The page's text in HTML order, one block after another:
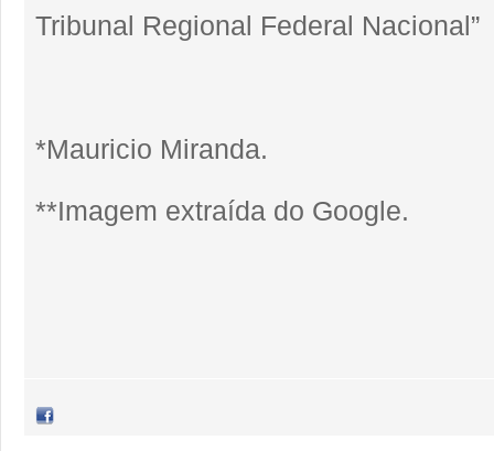
Tribunal Regional Federal Nacional”
*Mauricio Miranda.
**Imagem extraída do Google.